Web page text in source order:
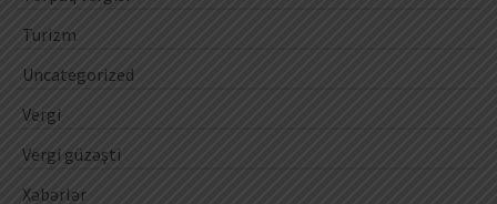
Turizm
Uncategorized
Vergi
Vergi güzəşti
Xəbərlər